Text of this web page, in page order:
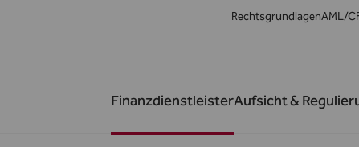
RechtsgrundlagenAML/
FinanzdienstleisterAufsicht &